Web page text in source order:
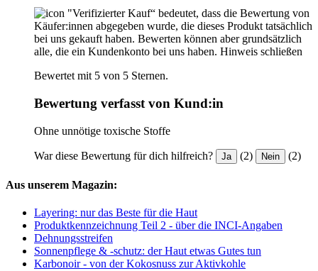
"Verifizierter Kauf“ bedeutet, dass die Bewertung von
Käufer:innen abgegeben wurde, die dieses Produkt tatsächlich
bei uns gekauft haben. Bewerten können aber grundsätzlich
alle, die ein Kundenkonto bei uns haben. Hinweis schließen
Bewertet mit 5 von 5 Sternen.
Bewertung verfasst von Kund:in
Ohne unnötige toxische Stoffe
War diese Bewertung für dich hilfreich? Ja (2) Nein (2)
Aus unserem Magazin:
Layering: nur das Beste für die Haut
Produktkennzeichnung Teil 2 - über die INCI-Angaben
Dehnungsstreifen
Sonnenpflege & -schutz: der Haut etwas Gutes tun
Karbonoir - von der Kokosnuss zur Aktivkohle